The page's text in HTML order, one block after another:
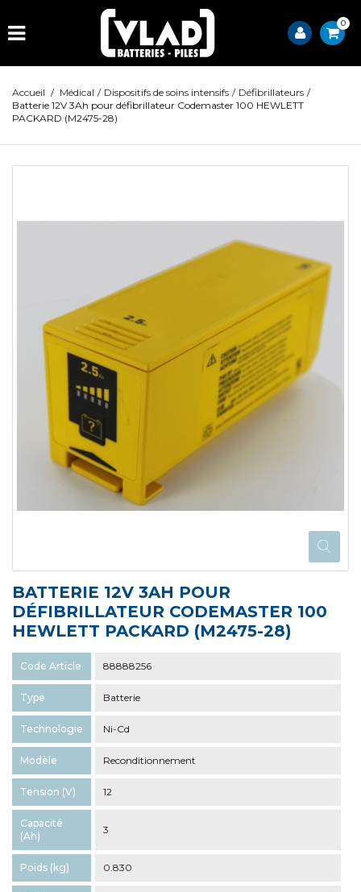
0
Accueil / Médical / Dispositifs de soins intensifs / Défibrillateurs /
Batterie 12V 3Ah pour défibrillateur Codemaster 100 HEWLETT
PACKARD (M2475-28)
BATTERIE 12V 3AH POUR
DÉFIBRILLATEUR CODEMASTER 100
HEWLETT PACKARD (M2475-28)
Code Article 88888256
Type Batterie
Technologie Ni-Cd
Modèle Reconditionnement
Tension (V) 12
Capacité
(Ah)
3
Poids (kg) 0.830